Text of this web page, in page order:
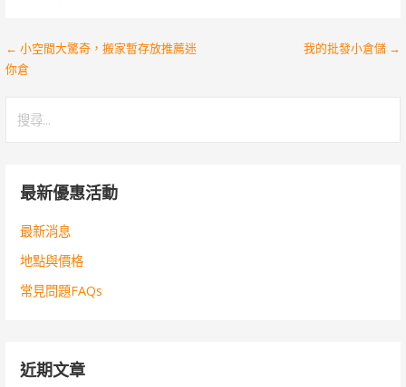
文
章
導
← 小空間大驚奇，搬家暫存放推薦迷
你倉
我的批發小倉儲 →
字:最新優惠活動
最新消息
地點與價格
常見問題FAQs
近期文章